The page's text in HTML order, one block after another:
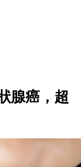
腺癌，超